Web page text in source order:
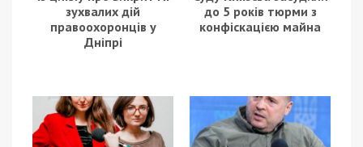
зухвалих дій
правоохоронців у
Дніпрі
до 5 років тюрми з
конфіскацією майна